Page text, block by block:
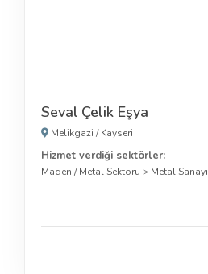
Seval Çelik Eşya
Melikgazi /Kayseri
Hizmet verdiği sektörler:
Maden / Metal Sektörü > Metal Sanayi